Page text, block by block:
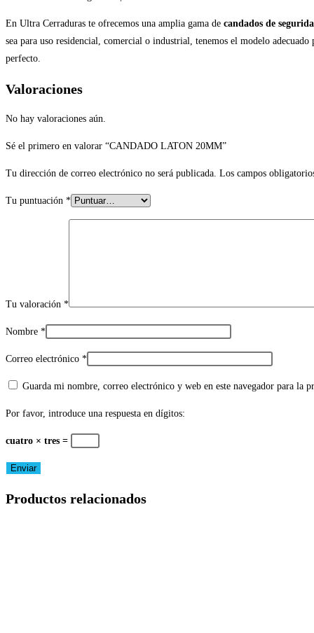
En Ultra Cerraduras te ofrecemos una amplia gama de candados de
sea para uso residencial, comercial o industrial, tenemos el modelo
perfecto.
Valoraciones
No hay valoraciones aún.
Sé el primero en valorar “CANDADO LATON 20MM”
Tu dirección de correo electrónico no será publicada. Los campos
Tu puntuación *
Tu valoración *
Nombre *
Correo electrónico *
Guarda mi nombre, correo electrónico y web en este navegador para la
Por favor, introduce una respuesta en dígitos:
cuatro × tres =
Productos relacionados